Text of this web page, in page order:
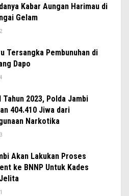
Kabar Aungan Harimau di
Gelam
Tersangka Pembunuhan di
Dapo
Tahun 2023, Polda Jambi
404.410 Jiwa dari
Narkotika
Akan Lakukan Proses
ke BNNP Untuk Kades